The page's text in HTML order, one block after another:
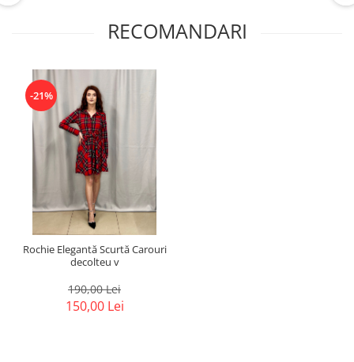
RECOMANDARI
-21%
Rochie Elegantă Scurtă Carouri
decolteu v
190,00 Lei
150,00 Lei